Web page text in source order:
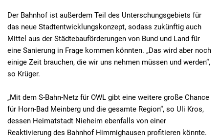
Der Bahnhof ist außerdem Teil des Unterschungsgebiets für
das neue Stadtentwicklungskonzept, sodass zukünftig auch
Mittel aus der Städtebauförderungen von Bund und Land für
eine Sanierung in Frage kommen könnten. „Das wird aber noch
einige Zeit brauchen, die wir uns nehmen müssen und werden“,
so Krüger.
„Mit dem S-Bahn-Netz für OWL gibt eine weitere große Chance
für Horn-Bad Meinberg und die gesamte Region“, so Uli Kros,
dessen Heimatstadt Nieheim ebenfalls von einer
Reaktivierung des Bahnhof Himmighausen profitieren könnte.